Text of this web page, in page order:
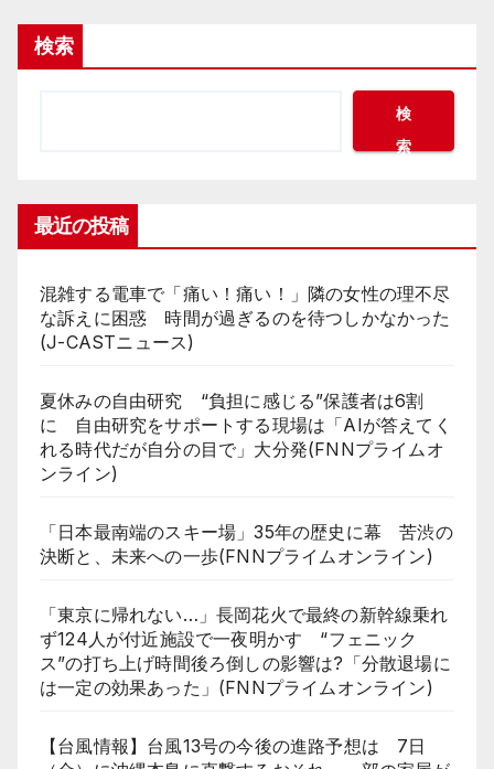
検索
検
索
最近の投稿
混雑する電車で「痛い！痛い！」隣の女性の理不尽
な訴えに困惑 時間が過ぎるのを待つしかなかった
(J-CASTニュース)
夏休みの自由研究 “負担に感じる”保護者は6割
に 自由研究をサポートする現場は「AIが答えてく
れる時代だが自分の目で」大分発(FNNプライムオ
ンライン)
「日本最南端のスキー場」35年の歴史に幕 苦渋の
決断と、未来への一歩(FNNプライムオンライン)
「東京に帰れない…」長岡花火で最終の新幹線乗れ
ず124人が付近施設で一夜明かす “フェニック
ス”の打ち上げ時間後ろ倒しの影響は?「分散退場に
は一定の効果あった」(FNNプライムオンライン)
【台風情報】台風13号の今後の進路予想は 7日